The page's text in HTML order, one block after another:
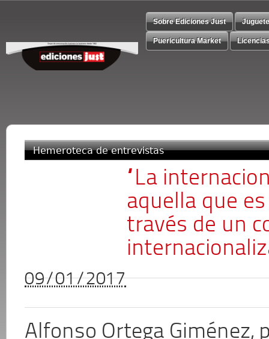
Hemeroteca de entrevistas
“La
aquella que
través de un
09/01/2017
Alfonso Ortega Giménez,
Sobre Ediciones Just
Puericultura Market